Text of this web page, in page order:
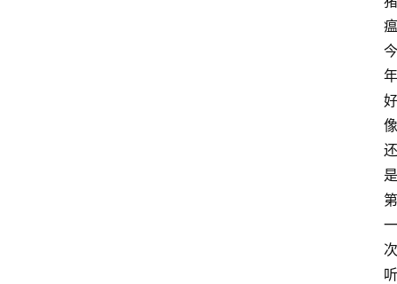
瘟
今
年
好
像
还
是
第
一
次
听